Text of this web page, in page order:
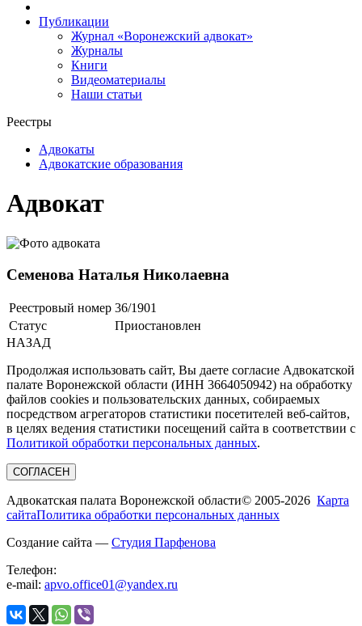
Публикации
Журнал «Воронежский адвокат»
Журналы
Книги
Видеоматериалы
Наши статьи
Реестры
Адвокаты
Адвокатские образования
Адвокат
Семенова Наталья Николаевна
Реестровый номер 36/1901
Статус
Приостановлен
НАЗАД
Продолжая использовать сайт, Вы даете согласие Адвокатской
палате Воронежской области (ИНН 3664050942) на обработку
файлов cookies и пользовательских данных, собираемых
посредством агрегаторов статистики посетителей веб-сайтов,
в целях ведения статистики посещений сайта в соответствии с
Политикой обработки персональных данных.
СОГЛАСЕН
Адвокатская палата Воронежской области© 2005-2026 Карта
сайтаПолитика обработки персональных данных
Создание сайта — Студия Парфенова
Телефон:
e-mail: apvo.office01@yandex.ru